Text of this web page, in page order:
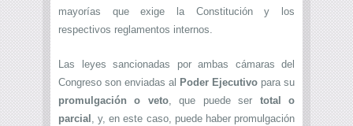
mayorías que exige la Constitución y los
respectivos reglamentos internos.
Las leyes sancionadas por ambas cámaras del
Congreso son enviadas al Poder Ejecutivo para su
promulgación o veto, que puede ser total o
parcial , y, en este caso, puede haber promulgación